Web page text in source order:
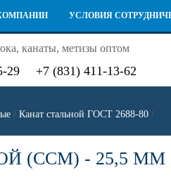
УСЛОВИЯ
канаты, метизы оптом
29 +7 (831) 411-13-62
/ Канат стальной ГОСТ 2688-80 /
(ССМ) - 25,5 ММ